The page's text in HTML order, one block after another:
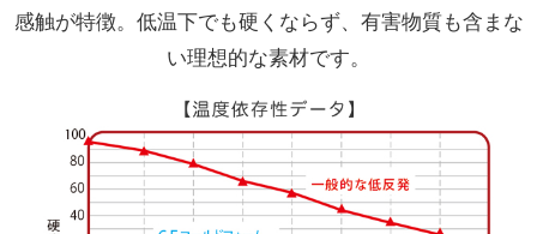
感触が特徴。低温下でも硬くならず、有害物質も含まな
い理想的な素材です。